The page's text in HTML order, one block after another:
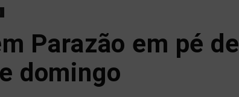
Parazão em pé de
domingo